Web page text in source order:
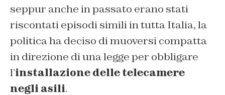
seppur anche in passato erano stati
riscontati episodi simili in tutta Italia, la
politica ha deciso di muoversi compatta
in direzione di una legge per obbligare
l’installazione delle telecamere
negli asili.